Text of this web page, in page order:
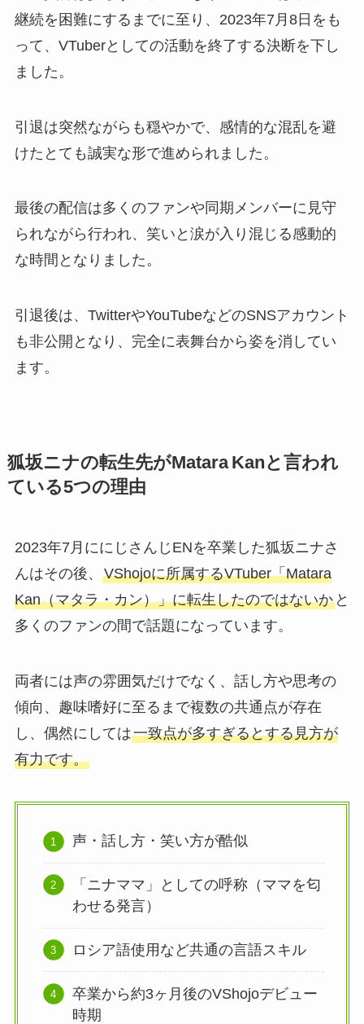
継続を困難にするまでに至り、2023年7月8日をも
って、VTuberとしての活動を終了する決断を下し
ました。
引退は突然ながらも穏やかで、感情的な混乱を避
けたとても誠実な形で進められました。
最後の配信は多くのファンや同期メンバーに見守
られながら行われ、笑いと涙が入り混じる感動的
な時間となりました。
引退後は、TwitterやYouTubeなどのSNSアカウント
も非公開となり、完全に表舞台から姿を消してい
ます。
狐坂ニナの転生先がMatara Kanと言われ
ている5つの理由
2023年7月ににじさんじENを卒業した狐坂ニナさ
んはその後、 VShojoに所属するVTuber「Matara
Kan（マタラ・カン）」に転生したのではないかと
多くのファンの間で話題になっています。
両者には声の雰囲気だけでなく、話し方や思考の
傾向、趣味嗜好に至るまで複数の共通点が存在
し、偶然にしては一致点が多すぎるとする見方が
有力です。
声・話し方・笑い方が酷似
「ニナママ」としての呼称（ママを匂
わせる発言）
ロシア語使用など共通の言語スキル
卒業から約3ヶ月後のVShojoデビュー
時期